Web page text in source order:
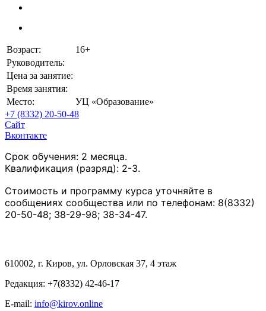
Возраст:
16+
Руководитель:
Цена за занятие:
Время занятия:
Место:
УЦ «Образование»
+7 (8332) 20-50-48
Сайт
Вконтакте
Срок обучения: 2 месяца.
Квалификация (разряд): 2-3.
Стоимость и программу курса уточняйте в
сообщениях сообщества или по телефонам: 8(8332)
20-50-48; 38-29-98; 38-34-47.
610002, г. Киров, ул. Орловская 37, 4 этаж
Редакция: +7(8332) 42-46-17
E-mail: info@kirov.online